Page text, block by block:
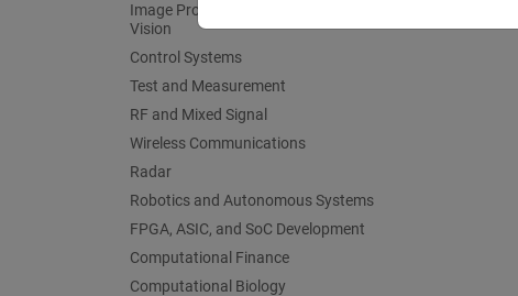
Image Processing and Computer
Vision
Control Systems
Test and Measurement
RF and Mixed Signal
Wireless Communications
Radar
Robotics and Autonomous Systems
FPGA, ASIC, and SoC Development
Computational Finance
Computational Biology